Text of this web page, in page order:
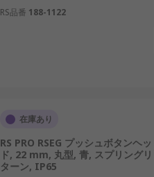
RS品番 188-1122
在庫あり
RS PRO RSEG プッシュボタンヘッ
ド, 22 mm, 丸型, 青, スプリングリ
ターン, IP65